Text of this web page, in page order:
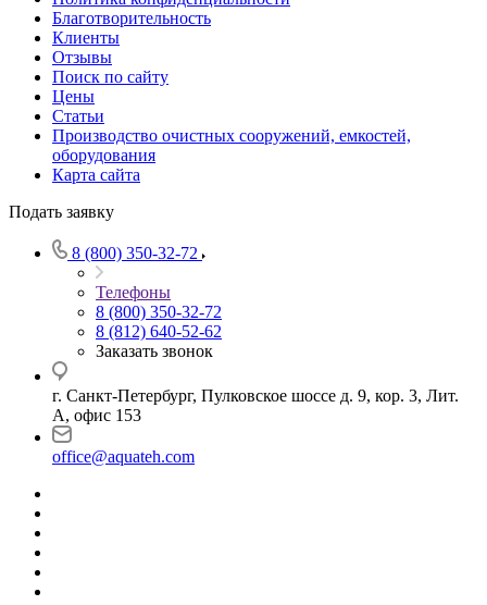
Благотворительность
Клиенты
Отзывы
Поиск по сайту
Цены
Статьи
Производство очистных сооружений, емкостей,
оборудования
Карта сайта
Подать заявку
8 (800) 350-32-72
Телефоны
8 (800) 350-32-72
8 (812) 640-52-62
Заказать звонок
г. Санкт-Петербург, Пулковское шоссе д. 9, кор. 3, Лит.
А, офис 153
office@aquateh.com